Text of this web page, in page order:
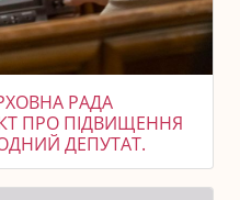
РАДА
ПРО ПІДВИЩЕННЯ
ДЕПУТАТ.